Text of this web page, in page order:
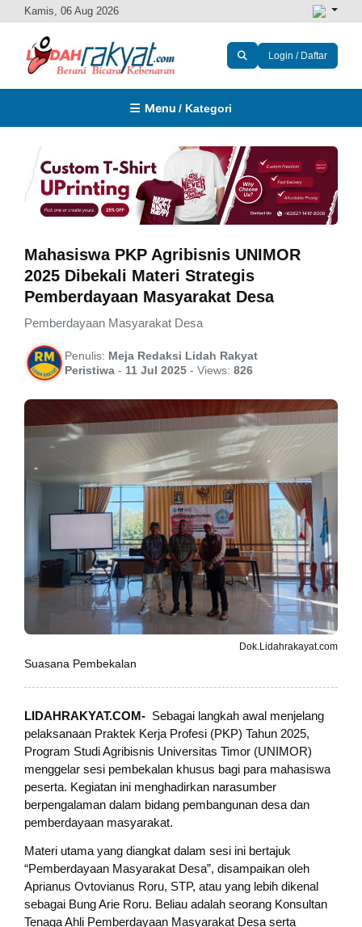
Kamis, 06 Aug 2026
Login / Daftar
Menu / Kategori
Mahasiswa PKP Agribisnis UNIMOR
2025 Dibekali Materi Strategis
Pemberdayaan Masyarakat Desa
Pemberdayaan Masyarakat Desa
Penulis: Meja Redaksi Lidah Rakyat
Peristiwa - 11 Jul 2025 - Views: 826
Dok.Lidahrakayat.com
Suasana Pembekalan
LIDAHRAKYAT.COM- Sebagai langkah awal menjelang
pelaksanaan Praktek Kerja Profesi (PKP) Tahun 2025,
Program Studi Agribisnis Universitas Timor (UNIMOR)
menggelar sesi pembekalan khusus bagi para mahasiswa
peserta. Kegiatan ini menghadirkan narasumber
berpengalaman dalam bidang pembangunan desa dan
pemberdayaan masyarakat.
Materi utama yang diangkat dalam sesi ini bertajuk
“Pemberdayaan Masyarakat Desa”, disampaikan oleh
Aprianus Ovtovianus Roru, STP, atau yang lebih dikenal
sebagai Bung Arie Roru. Beliau adalah seorang Konsultan
Tenaga Ahli Pemberdayaan Masyarakat Desa serta